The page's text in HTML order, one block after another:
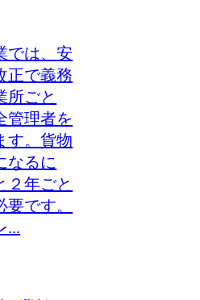
では、安
正で義務
所ごと
管理者を
す。貨物
なるに
２年ごと
です。
...